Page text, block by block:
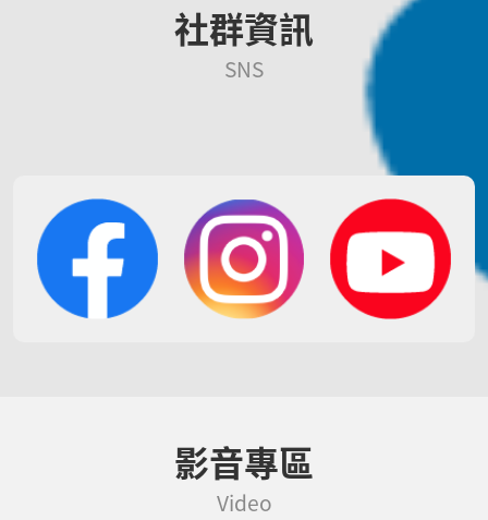
社群資訊
SNS
影音專區
Video